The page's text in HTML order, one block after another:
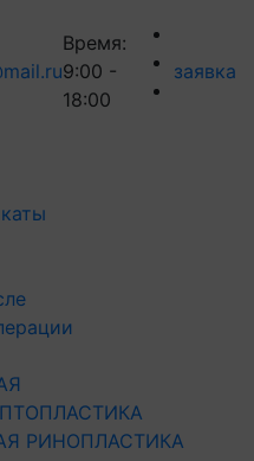
Время:
9:00 -
18:00
заявка
РИНОПЛАСТИКА